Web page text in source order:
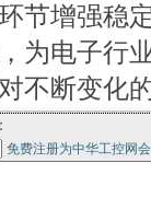
节增强稳
为电子行
不断变化
免费注册为中华工控网